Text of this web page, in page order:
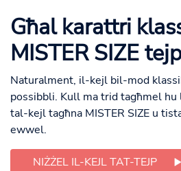
Għal karattri
MISTER SIZE
Naturalment, il-kejl bil-mod
possibbli. Kull ma trid tagħmel
tal-kejl tagħna MISTER SIZE u
ewwel.
NIŻŻEL IL-KEJL TAT-TEJP